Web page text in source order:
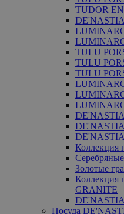
TUDOR
TULU
TULU
TULU
Коллекция
Золотые
Коллекция
GRANITE
DE'NASTIA
Посуда